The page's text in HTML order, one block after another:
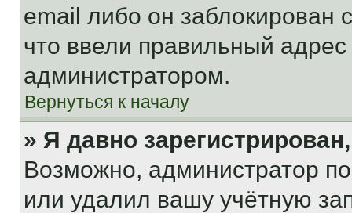
email либо он
что ввели правильный адрес
администратором.
Вернуться к началу
» Я давно
Возможно, администратор
или удалил вашу учётную